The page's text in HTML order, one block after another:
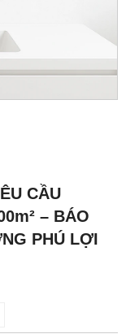
CẦU
– BÁO
PHÚ LỢI